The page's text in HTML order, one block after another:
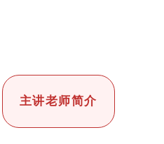
主讲老师简介